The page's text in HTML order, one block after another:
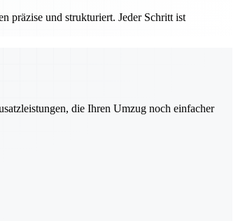
präzise und strukturiert. Jeder Schritt ist
die Ihren Umzug noch einfacher